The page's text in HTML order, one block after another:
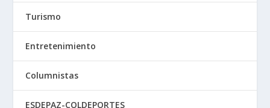
Turismo
Entretenimiento
Columnistas
ESDEPAZ-COLDEPORTES